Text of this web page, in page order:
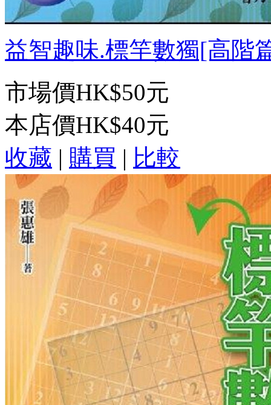
益智趣味.標竿數獨[高階
市場價HK$50元
本店價HK$40元
收藏 | 購買 | 比較